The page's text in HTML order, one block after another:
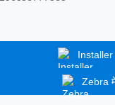
Installer
Zebra